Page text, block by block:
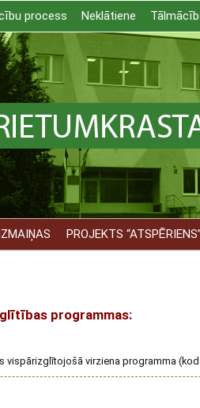
process Neklātiene
PROJEKTS
programmas:
vispārizglītojošā virziena programma